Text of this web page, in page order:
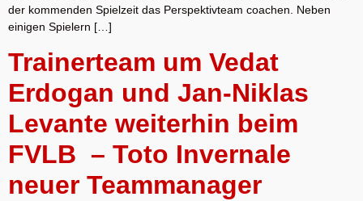
der kommenden Spielzeit das Perspektivteam coachen. Neben
einigen Spielern […]
Trainerteam um Vedat
Erdogan und Jan-Niklas
Levante weiterhin beim
FVLB – Toto Invernale
neuer Teammanager